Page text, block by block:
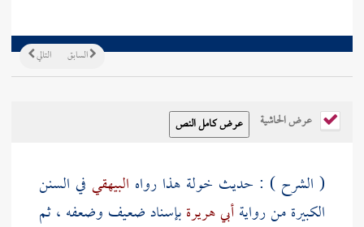
التالي السابق
عرض الحاشية
( الشرح ) : حديث خولة هذا رواه البيهقي في السنن
الكبيرة من روايةأبي هريرةبإسناد ضعيف وضعفه ، ثم